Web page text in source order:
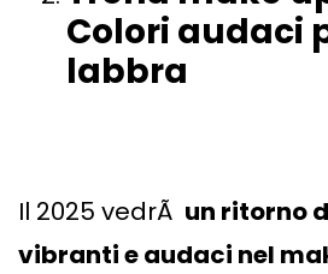
Colori audaci
labbra
Il 2025 vedrÃ un ritorno
vibranti e audaci nel